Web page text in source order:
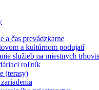
a čas prevádzkarne
a kultúrnom podujatí
služieb na miestnych
roľník
(terasy)